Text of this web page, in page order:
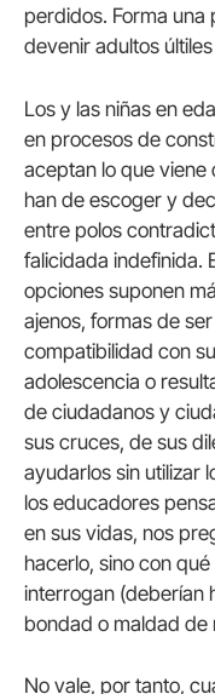
perdidos. Forma
devenir adultos
Los y las niñas en
en procesos de
aceptan lo que viene
han de escoger y
entre polos
falicidada indefinida.
opciones suponen
ajenos, formas de
compatibilidad con
adolescencia o
de ciudadanos y
sus cruces, de sus
ayudarlos sin utilizar
los educadores
en sus vidas, nos
hacerlo, sino con
interrogan (deberían
bondad o maldad de
No vale, por tanto,